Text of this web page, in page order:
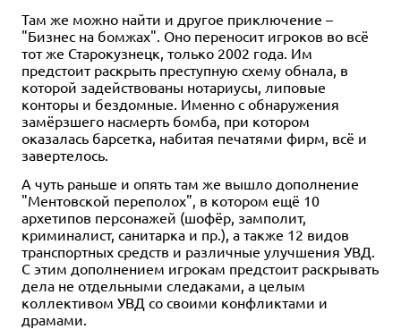
Там же можно найти и другое приключение –
"Бизнес на бомжах". Оно переносит игроков во всё
тот же Старокузнецк, только 2002 года. Им
предстоит раскрыть преступную схему обнала, в
которой задействованы нотариусы, липовые
конторы и бездомные. Именно с обнаружения
замёрзшего насмерть бомба, при котором
оказалась барсетка, набитая печатями фирм, всё и
завертелось.
А чуть раньше и опять там же вышло дополнение
"Ментовской переполох", в котором ещё 10
архетипов персонажей (шофёр, замполит,
криминалист, санитарка и пр.), а также 12 видов
транспортных средств и различные улучшения УВД.
С этим дополнением игрокам предстоит раскрывать
дела не отдельными следаками, а целым
коллективом УВД со своими конфликтами и
драмами.